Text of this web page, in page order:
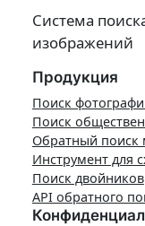
Система
изображений
Продукция
Поиск
Поиск
Обратный поиск
Инструмент для
Поиск двойников
API обратного